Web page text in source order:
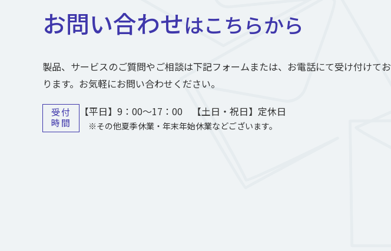
お問い合わせはこちらから
製品、サービスのご質問やご相談は下記フォームまたは、お電話にて受け付けてお
ります。お気軽にお問い合わせください。
受付
時間
【平日】9：00～17：00 【土日・祝日】定休日
※その他夏季休業・年末年始休業などございます。